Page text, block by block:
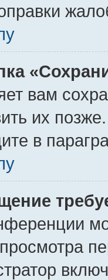
вам
их
в